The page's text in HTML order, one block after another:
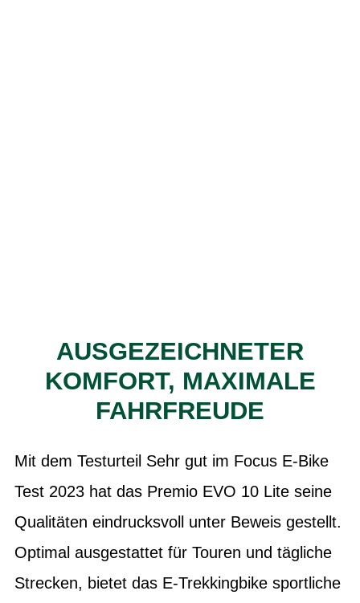
AUSGEZEICHNETER
KOMFORT, MAXIMALE
FAHRFREUDE
Mit dem Testurteil Sehr gut im Focus E-Bike
Test 2023 hat das Premio EVO 10 Lite seine
Qualitäten eindrucksvoll unter Beweis gestellt.
Optimal ausgestattet für Touren und tägliche
Strecken, bietet das E-Trekkingbike sportliche